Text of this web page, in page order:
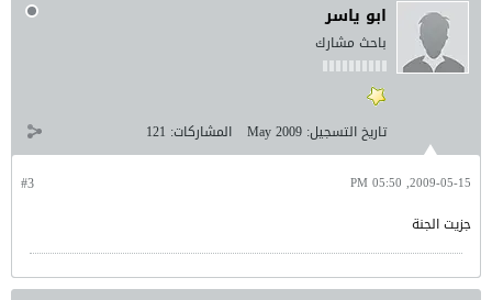
ابو ياسر
باحث مشارك
تاريخ التسجيل: May 2009 المشاركات: 121
#3 2009-05-15, 05:50 PM
جزيت الجنة